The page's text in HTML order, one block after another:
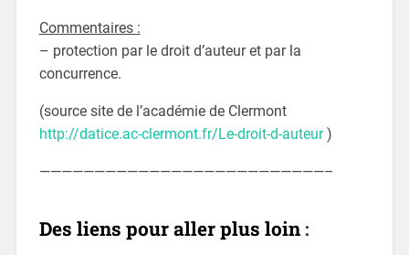
Commentaires :
– protection par le droit d’auteur et par la
concurrence.
(source site de l’académie de Clermont
http://datice.ac-clermont.fr/Le-droit-d-auteur)
——————————————————————————–
Des liens pour aller plus loin: